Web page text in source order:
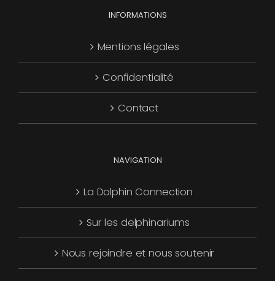
INFORMATIONS
Mentions légales
Confidentialité
Contact
NAVIGATION
La Dolphin Connection
Sur les delphinariums
Nous rejoindre et nous soutenir